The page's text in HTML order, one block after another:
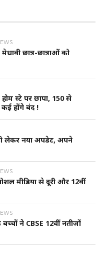
छात्र-छात्राओं को
स्टे पर छापा, 150 से
कई होंगे बंद !
लेकर नया अपडेट, अपने
मीडिया से दूरी और 12वीं
ने CBSE 12वीं नतीजों